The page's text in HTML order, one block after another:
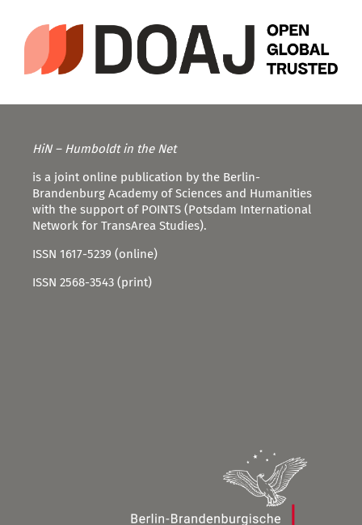
HiN – Humboldt in the Net
is a joint online publication by the Berlin-
Brandenburg Academy of Sciences and Humanities
with the support of POINTS (Potsdam International
Network for TransArea Studies).
ISSN 1617-5239 (online)
ISSN 2568-3543 (print)